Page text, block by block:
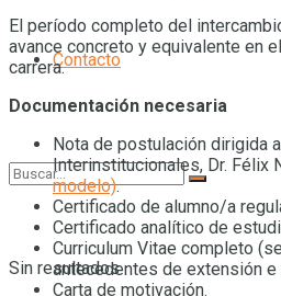
Contacto
Sin resultados
El período completo del
avance concreto y equivalente en
carrera.
Documentación necesaria
Nota de postulación dirigida
Interinstitucionales, Dr. Félix
modelo).
Certificado de alumno/a
Certificado analítico de
Curriculum Vitae completo
antecedentes de extensión e
Carta de motivación.